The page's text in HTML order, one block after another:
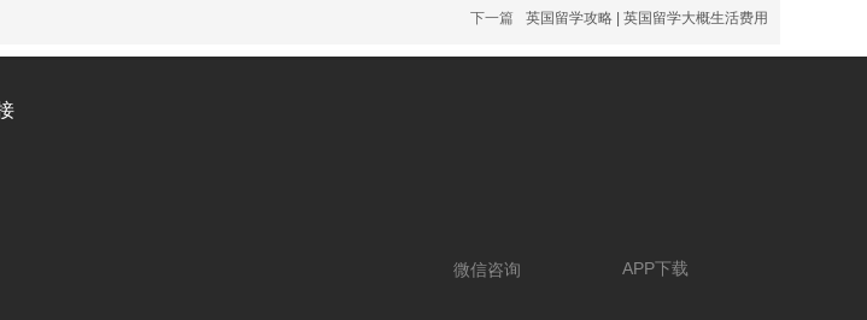
下一篇 英国留学攻略 | 英国留学大概生活费用
APP下载
微信咨询